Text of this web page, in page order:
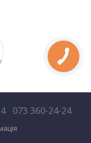
073 360-24-24